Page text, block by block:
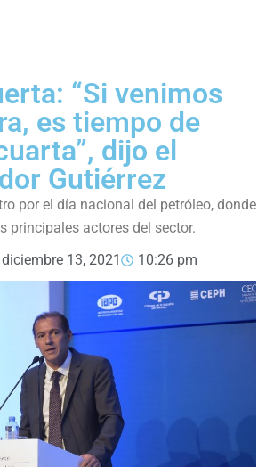
“Si venimos
es tiempo de
dijo el
Gutiérrez
por el día nacional del petróleo, donde
principales actores del sector.
diciembre 13, 2021 10:26 pm